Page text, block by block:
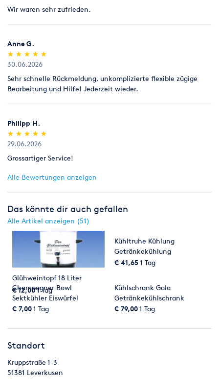
Wir waren sehr zufrieden.
Anne G.
(*)
★
★
(*) ★
★
(*) ★
★
(*) ★
★
(*) ★
★
30.06.2026
Sehr schnelle Rückmeldung, unkomplizierte flexible zügige
Bearbeitung und Hilfe! Jederzeit wieder.
Philipp H.
(*)
★
★
(*) ★
★
(*) ★
★
(*) ★
★
(*) ★
★
29.06.2026
Grossartiger Service!
Alle Bewertungen anzeigen
Das könnte dir auch gefallen
Alle Artikel anzeigen (51)
Glühweintopf 18 Liter
€ 12,001 Tag
Kühltruhe Kühlung
Getränkekühlung
€ 41,651 Tag
Champagner Bowl
Sektkühler Eiswürfel
€ 7,001 Tag
Kühlschrank Gala
Getränkekühlschrank
Kühlvitrine
€ 79,001 Tag
Standort
Kruppstraße 1-3
51381 Leverkusen